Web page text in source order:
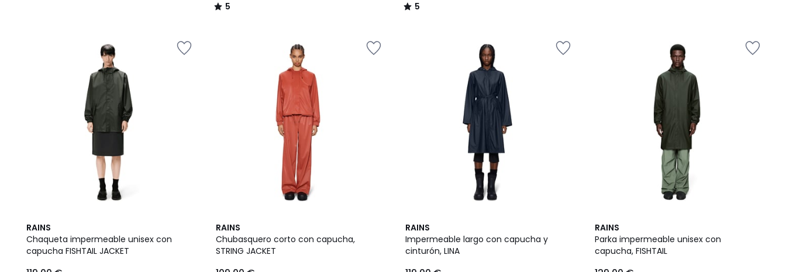
5
/
5
/
RAINS
Chaqueta impermeable unisex con
capucha FISHTAIL JACKET
RAINS
Chubasquero corto con capucha,
STRING JACKET
RAINS
Impermeable largo con capucha y
cinturón, LINA
5
/
5
RAINS
Parka impermeable unisex con
capucha, FISHTAIL